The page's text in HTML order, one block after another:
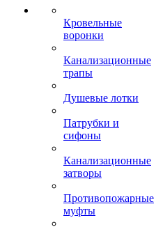
Кровельные
воронки
Канализационные
трапы
Душевые лотки
Патрубки и
сифоны
Канализационные
затворы
Противопожарные
муфты